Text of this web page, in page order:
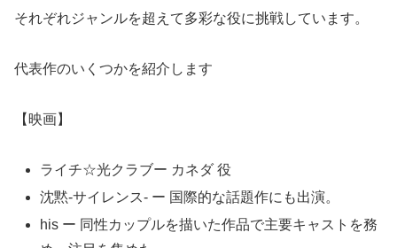
それぞれジャンルを超えて多彩な役に挑戦しています。
代表作のいくつかを紹介します
【映画】
ライチ☆光クラブー カネダ 役
沈黙‑サイレンス‑ ー 国際的な話題作にも出演。
his ー 同性カップルを描いた作品で主要キャストを務